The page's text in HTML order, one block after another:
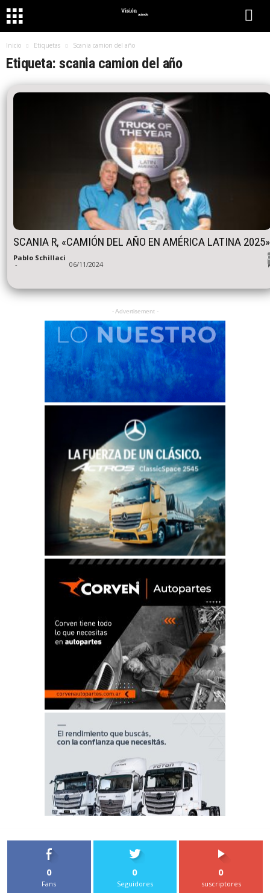
Inicio Etiquetas Scania camion del año
Etiqueta: scania camion del año
SCANIA R, «CAMIÓN DEL AÑO EN AMÉRICA LATINA 2025»
Pablo Schillaci
- 06/11/2024
- Advertisement -
0
Fans
0
Seguidores
0
suscriptores